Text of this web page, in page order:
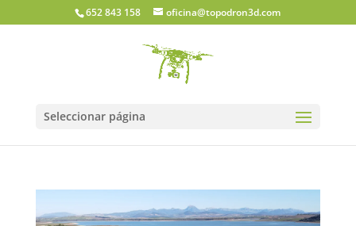
652 843 158 oficina@topodron3d.com
Seleccionar página